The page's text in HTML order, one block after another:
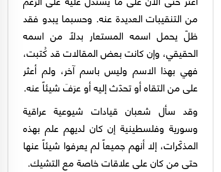
من التنقيبات العديدة عنه. وحسبما يبدو فقد
ظلّ يحمل اسمه المستعار بدلاً من اسمه
الحقيقي، وإن كانت بعض المقالات قد كُتبت،
فهي بهذا الاسم وليس باسم آخر، ولم أعثر
على من التقاه أو تحدّث إليه أو عرَفَ شيئاً عنه.
وقد سأل شعبان قيادات شيوعية عراقية
وسورية وفلسطينية إن كان لديهم علم بهذه
المذكّرات، إلا أنهم جميعاً لم يعرفوا شيئاً عنها
حتى من كان على علاقات خاصة مع التشيك.